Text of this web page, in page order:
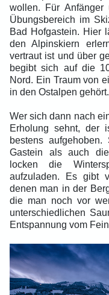
wollen. Für
Übungsbereich im
Bad Hofgastein. Hier
den Alpinskiern
vertraut ist und über
begibt sich auf die
Nord. Ein Traum von
in den Ostalpen gehört.
Wer sich dann nach
Erholung sehnt, der
bestens
Gastein als auch
locken die
aufzuladen. Es gibt
denen man in der
die man noch vor
unterschiedlichen
Entspannung vom